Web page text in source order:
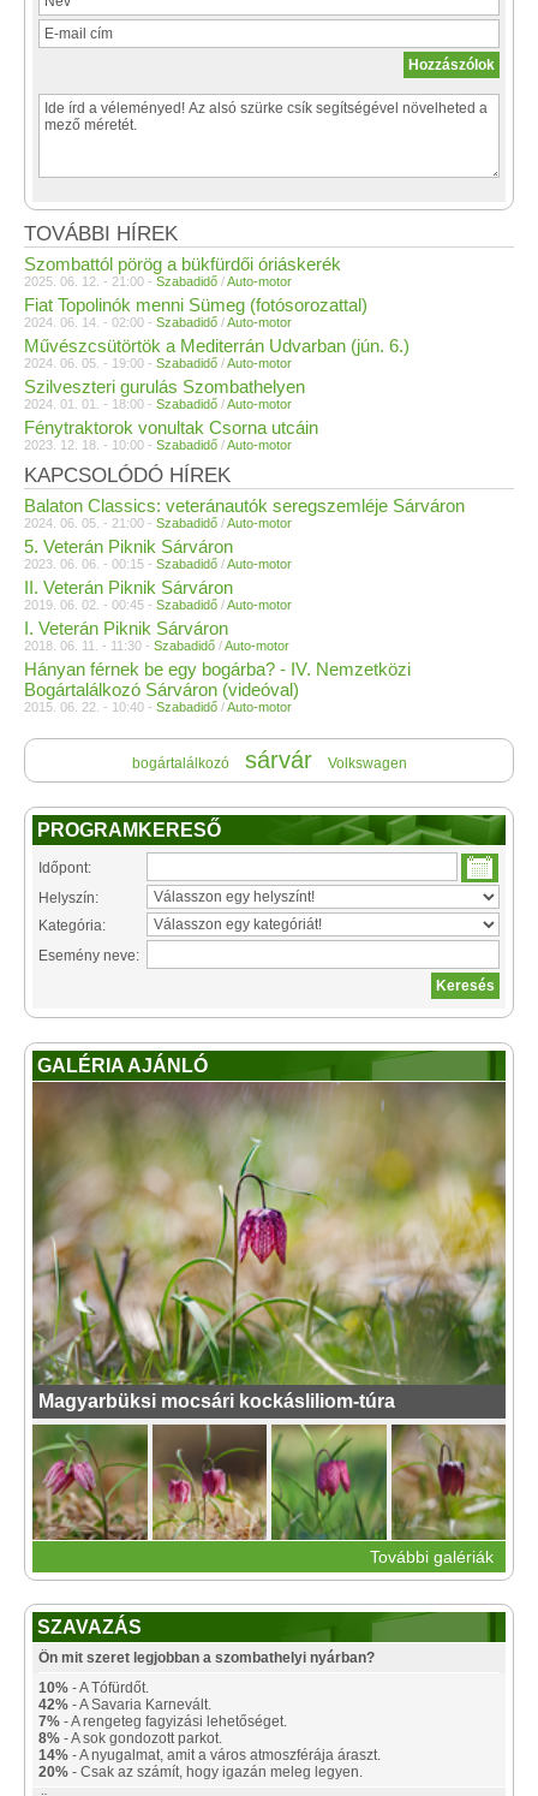
TOVÁBBI HÍREK
Szombattól pörög a bükfürdői óriáskerék
2025. 06. 12. - 21:00 - Szabadidő /Auto-motor
Fiat Topolinók menni Sümeg (fotósorozattal)
2024. 06. 14. - 02:00 - Szabadidő /Auto-motor
Művészcsütörtök a Mediterrán Udvarban (jún. 6.)
2024. 06. 05. - 19:00 - Szabadidő /Auto-motor
Szilveszteri gurulás Szombathelyen
2024. 01. 01. - 18:00 - Szabadidő /Auto-motor
Fénytraktorok vonultak Csorna utcáin
2023. 12. 18. - 10:00 - Szabadidő /Auto-motor
KAPCSOLÓDÓ HÍREK
Balaton Classics: veteránautók seregszemléje Sárváron
2024. 06. 05. - 21:00 - Szabadidő /Auto-motor
5. Veterán Piknik Sárváron
2023. 06. 06. - 00:15 - Szabadidő /Auto-motor
II. Veterán Piknik Sárváron
2019. 06. 02. - 00:45 - Szabadidő /Auto-motor
I. Veterán Piknik Sárváron
2018. 06. 11. - 11:30 - Szabadidő /Auto-motor
Hányan férnek be egy bogárba? - IV. Nemzetközi
Bogártalálkozó Sárváron (videóval)
2015. 06. 22. - 10:40 - Szabadidő /Auto-motor
bogártalálkozó sárvár Volkswagen
PROGRAMKERESŐ
Időpont:
Helyszín:
Kategória:
Esemény neve:
GALÉRIA AJÁNLÓ
Magyarbüksi mocsári kockásliliom-túra
További galériák
SZAVAZÁS
Ön mit szeret legjobban a szombathelyi nyárban?
10% - A Tófürdőt.
42% - A Savaria Karnevált.
7% - A rengeteg fagyizási lehetőséget.
8% - A sok gondozott parkot.
14% - A nyugalmat, amit a város atmoszférája áraszt.
20% - Csak az számít, hogy igazán meleg legyen.